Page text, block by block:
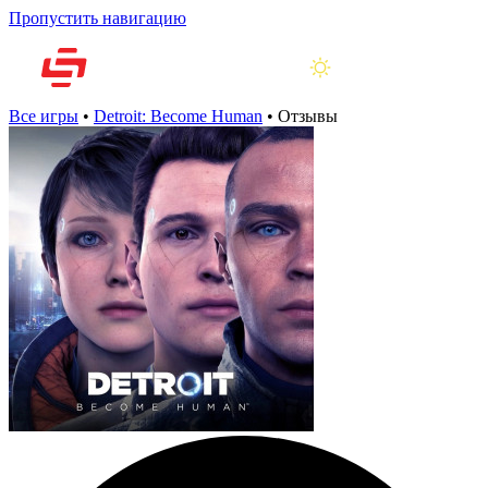
Пропустить навигацию
Все игры • Detroit: Become Human • Отзывы